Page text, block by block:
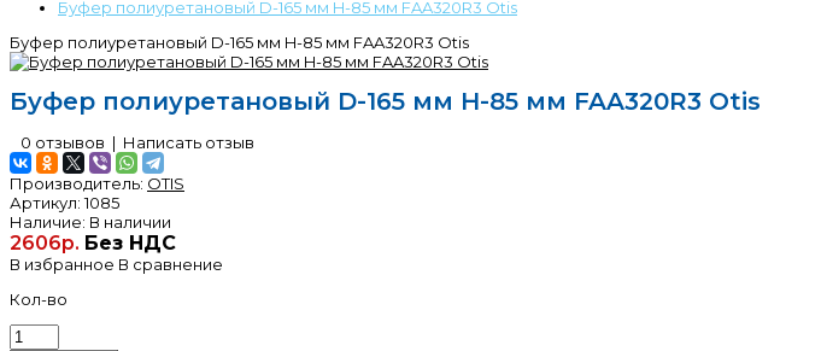
Буфер полиуретановый D-165 мм H-85 мм FAA320R3 Otis
Буфер полиуретановый D-165 мм H-85 мм FAA320R3 Otis
Буфер полиуретановый D-165 мм H-85 мм FAA320R3 Otis
0 отзывов | Написать отзыв
Производитель: OTIS
Артикул:1085
Наличие: В наличии
2606р. Без НДС
В избранное В сравнение
Кол-во